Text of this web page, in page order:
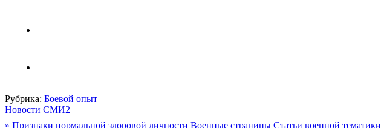
Рубрика: Боевой опыт
Новости СМИ2
» Признаки нормальной здоровой личности Военные страницы Статьи военной тематики